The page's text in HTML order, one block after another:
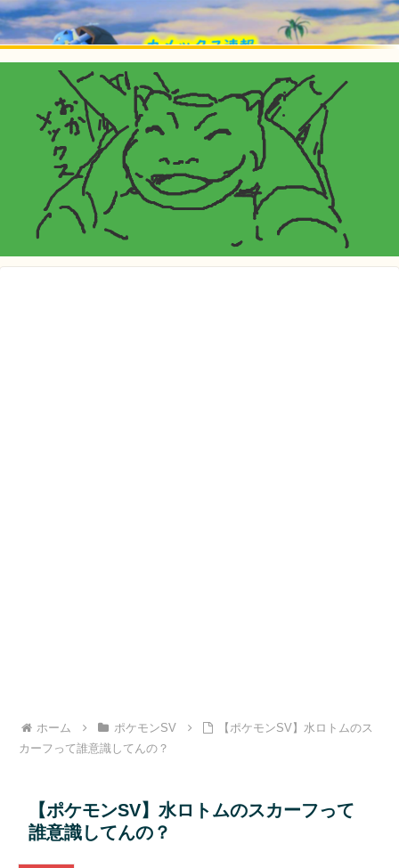
ホーム ポケモンSV
【ポケモンSV】水ロトムのス
カーフって誰意識してんの？
【ポケモンSV】水ロトムのスカーフって
誰意識してんの？